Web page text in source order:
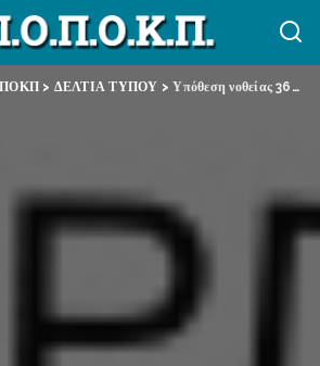
> ΔΕΛΤΙΑ ΤΥΠΟΥ >Υπόθεση νοθείας 36ου Συνεδρίου ΑΔΕΔΥ: Απαιτούμε την απαλλαγή της Βέτας Πανουτσάκου και του Αντώνη Πατίδη